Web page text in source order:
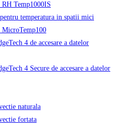
Temp1000IS
temperatura in spatii mici
MicroTemp100
4 de accesare a datelor
4 Secure de accesare a datelor
naturala
fortata